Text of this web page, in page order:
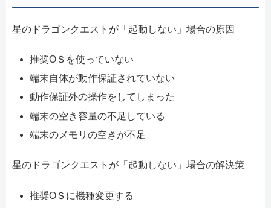
星のドラゴンクエストが「起動しない」場合の原因
推奨ОＳを使っていない
端末自体が動作保証されていない
動作保証外の操作をしてしまった
端末の空き容量の不足している
端末のメモリの空きが不足
星のドラゴンクエストが「起動しない」場合の解決策
推奨ОＳに機種変更する